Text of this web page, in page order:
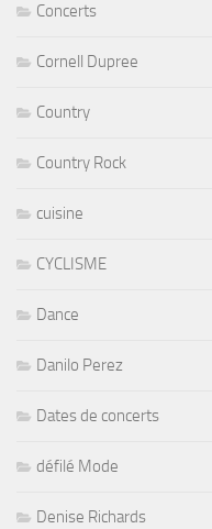
Concerts
Cornell Dupree
Country
Country Rock
cuisine
CYCLISME
Dance
Danilo Perez
Dates de concerts
défilé Mode
Denise Richards